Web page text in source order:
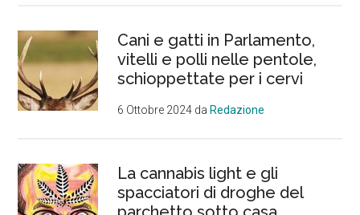
Cani e gatti in Parlamento,
vitelli e polli nelle pentole,
schioppettate per i cervi
6 Ottobre 2024 daRedazione
La cannabis light e gli
spacciatori di droghe del